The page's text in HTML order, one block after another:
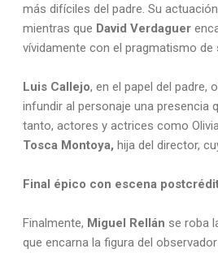
más difíciles del padre. Su
mientras que David Verdaguer
vívidamente con el pragmatismo de
Luis Callejo, en el papel del padre,
infundir al personaje una presencia
tanto, actores y actrices como
Tosca Montoya, hija del director,
Final épico con escena
Finalmente, Miguel Rellán se roba
que encarna la figura del